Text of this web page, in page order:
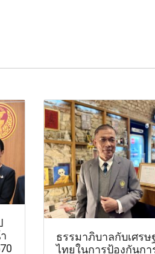
ธรรมาภิบาลกับเศรษ
ไทยในการป้องกันก